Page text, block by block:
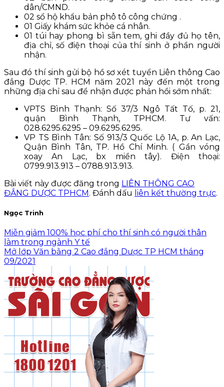
dân/CMND.
02 sổ hộ khẩu bản phô tô công chứng .
01 Giấy khám sức khỏe cá nhân.
01 túi hay phong bì sẵn tem, ghi đầy đủ họ tên,
địa chỉ, số điện thoại của thí sinh ở phần người
nhận.
Sau đó thí sinh gửi bộ hồ sơ xét tuyển Liên thông Cao
đẳng Dược TP. HCM năm 2021 này đến một trong
những địa chỉ sau để nhận được phản hồi sớm nhất:
VPTS Bình Thạnh: Số 37/3 Ngô Tất Tố, p. 21,
quận Bình Thạnh, TPHCM. Tư vấn:
028.6295.6295 – 09.6295.6295.
VP TS Bình Tân: Số 913/3 Quốc Lộ 1A, p. An Lạc,
Quận Bình Tân, TP. Hồ Chí Minh. ( Gần vóng
xoay An Lạc, bx miền tây). Điện thoại:
0799.913.913 – 0788.913.913.
Bài viết này được đăng trong LIÊN THÔNG CAO
ĐẲNG DƯỢC TPHCM. Đánh dấu liên kết thường trực.
Ngọc Trinh
Miễn giảm 100% học phí cho thí sinh có người thân
làm trong ngành Y tế
Mở lớp Văn bằng 2 Cao đẳng Dược TP HCM tháng
09/2021